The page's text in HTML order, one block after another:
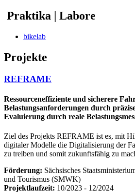
Praktika | Labore
bikelab
Projekte
REFRAME
Ressourceneffiziente und sicherere
Belastungsanforderungen durch
Evaluierung durch reale
Ziel des Projekts REFRAME ist es, mit
digitaler Modelle die Digitalisierung der
zu treiben und somit zukunftsfähig zu
Förderung: Sächsisches
und Tourismus (SMWK)
Projektlaufzeit: 10/2023 - 12/2024